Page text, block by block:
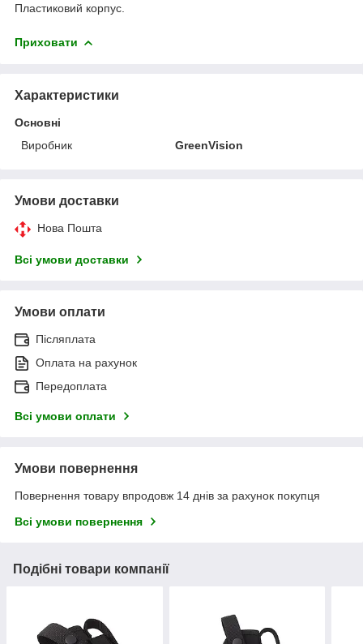
Пластиковий корпус.
Приховати
Характеристики
Основні
Виробник
GreenVision
Умови доставки
Нова Пошта
Всі умови доставки
Умови оплати
Післяплата
Оплата на рахунок
Передоплата
Всі умови оплати
Умови повернення
Повернення товару впродовж 14 днів за рахунок покупця
Всі умови повернення
Подібні товари компанії